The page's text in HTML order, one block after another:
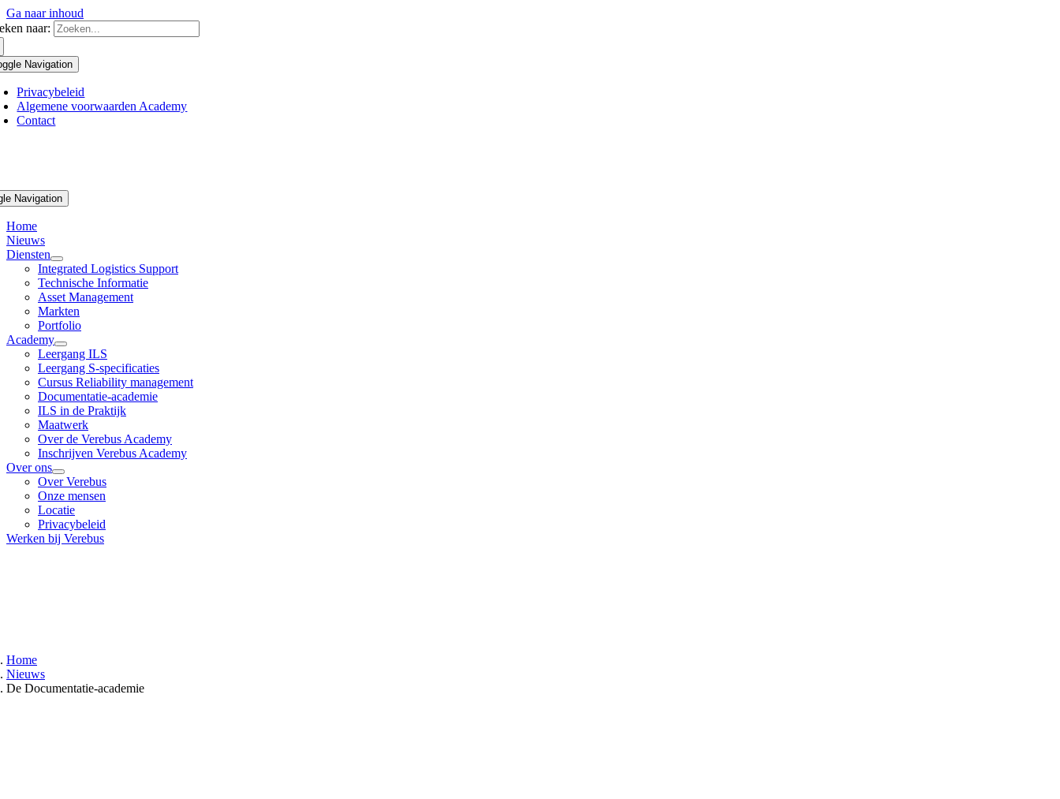
Ga naar inhoud
naar:
Navigation
Privacybeleid
Algemene voorwaarden Academy
Contact
Navigation
Home
Nieuws
Diensten
Integrated Logistics Support
Technische Informatie
Asset Management
Markten
Portfolio
Academy
Leergang ILS
Leergang S-specificaties
Cursus Reliability management
Documentatie-academie
ILS in de Praktijk
Maatwerk
Over de Verebus Academy
Inschrijven Verebus Academy
Over ons
Over Verebus
Onze mensen
Locatie
Privacybeleid
Werken bij Verebus
Home
Nieuws
De Documentatie-academie